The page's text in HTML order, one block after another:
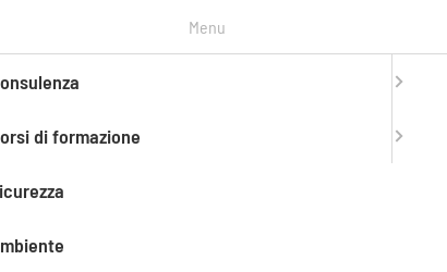
Contatti Entra inmySAEF
Sistemi di gestione
Menu
di formazione